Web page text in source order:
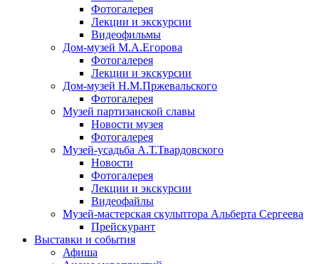
Фотогалерея
Лекции и экскурсии
Видеофильмы
Дом-музей М.А.Егорова
Фотогалерея
Лекции и экскурсии
Дом-музей Н.М.Пржевальского
Фотогалерея
Музей партизанской славы
Новости музея
Фотогалерея
Музей-усадьба А.Т.Твардовского
Новости
Фотогалерея
Лекции и экскурсии
Видеофайлы
Музей-мастерская скульптора Альберта Сергеева
Прейскурант
Выставки и события
Афиша